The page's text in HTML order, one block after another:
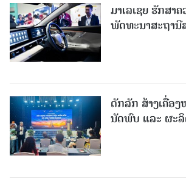
ມາເລເຊຍ ຮັກສາ
ພັດທະນາສະຖານີ
ດັກລັກ ສ້າງເຄື່ອ
ນັດພົບ ແລະ ຜະ